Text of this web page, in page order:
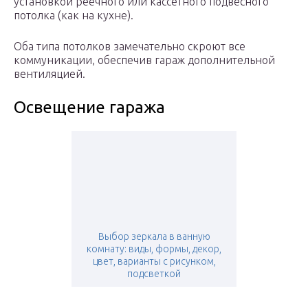
потолка (как на кухне).
Оба типа потолков замечательно скроют все
коммуникации, обеспечив гараж дополнительной
вентиляцией.
Освещение гаража
Выбор зеркала в ванную
комнату: виды, формы, декор,
цвет, варианты с рисунком,
подсветкой